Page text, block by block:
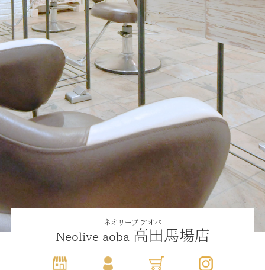
ネオリーブ アオバ
Neolive aoba 高田馬場店